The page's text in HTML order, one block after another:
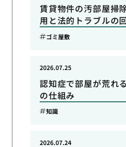
賃貸物件の汚部屋掃
用と法的トラブルの
ゴミ屋敷
認知症で部屋が荒れ
の仕組み
2026.07.25
知識
2026.07.24